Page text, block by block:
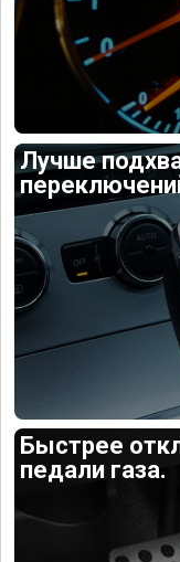
Лучше
Быстрее
педали газа.